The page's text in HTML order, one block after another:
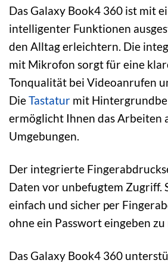
Das Galaxy Book4 360 ist mit
intelligenter Funktionen
den Alltag erleichtern. Die
mit Mikrofon sorgt für eine
Tonqualität bei Videoanrufen
DieTastatur mit
ermöglicht Ihnen das Arbeiten
Umgebungen.
Der integrierte
Daten vor unbefugtem Zugriff.
einfach und sicher per
ohne ein Passwort eingeben zu
Das Galaxy Book4 360